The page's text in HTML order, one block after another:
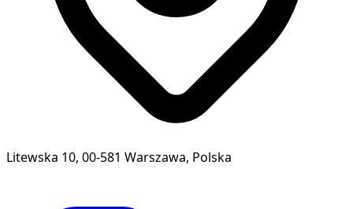
Litewska 10, 00-581 Warszawa, Polska